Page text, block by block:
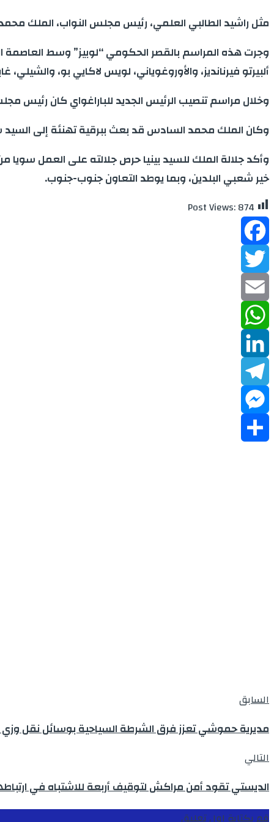
مثل راشيد الطالبي العلمي، رئيس مجلس النواب، الملك محمد
وجرت هذه المراسم بالقصر الحكومي “لوبيز” وسط العاصمة
ألبيرتو فيرنانديز، والأوروغوياني، لويس لاكايي بو،
وخلال مراسم تنصيب الرئيس الجديد للباراغواي كان رئيس
وكان الملك محمد السادس قد بعث ببرقية تهنئة إلى السيد
وأكد جلالة الملك للسيد بينيا حرص جلالته على العمل سويا من
خير شعبي البلدين، وبما يوطد التعاون جنوب-جنوب.
Post Views:874
Facebook
Twitter
Email
WhatsApp
LinkedIn
Telegram
Messenger
السابق
مديرية حموشي تعزز فرق الشرطة السياحية بوسائل نقل
التالي
الديستي تقود أمن مراكش لتوقيف أربعة للاشتباه في